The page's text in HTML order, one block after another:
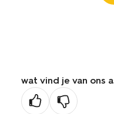
wat vind je van ons